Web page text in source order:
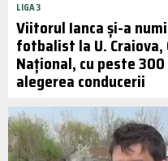
LIGA 3
Viitorul Ianca și-a
fotbalist la U. Craiova,
Național, cu peste
alegerea conducerii